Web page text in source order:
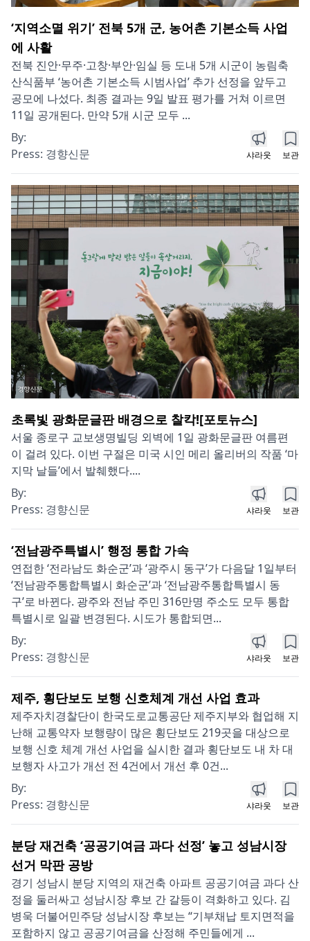
‘지역소멸 위기’ 전북 5개 군, 농어촌 기본소득 사업
에 사활
전북 진안·무주·고창·부안·임실 등 도내 5개 시군이 농림축
산식품부 ‘농어촌 기본소득 시범사업’ 추가 선정을 앞두고
공모에 나섰다. 최종 결과는 9일 발표 평가를 거쳐 이르면
11일 공개된다. 만약 5개 시군 모두 ...
By:
Press: 경향신문 샤라웃 보관
초록빛 광화문글판 배경으로 찰칵![포토뉴스]
서울 종로구 교보생명빌딩 외벽에 1일 광화문글판 여름편
이 걸려 있다. 이번 구절은 미국 시인 메리 올리버의 작품 ‘마
지막 날들’에서 발췌했다....
By:
Press: 경향신문 샤라웃 보관
‘전남광주특별시’ 행정 통합 가속
연접한 ‘전라남도 화순군’과 ‘광주시 동구’가 다음달 1일부터
‘전남광주통합특별시 화순군’과 ‘전남광주통합특별시 동
구’로 바뀐다. 광주와 전남 주민 316만명 주소도 모두 통합
특별시로 일괄 변경된다. 시도가 통합되면...
By:
Press: 경향신문 샤라웃 보관
제주, 횡단보도 보행 신호체계 개선 사업 효과
제주자치경찰단이 한국도로교통공단 제주지부와 협업해 지
난해 교통약자 보행량이 많은 횡단보도 219곳을 대상으로
보행 신호 체계 개선 사업을 실시한 결과 횡단보도 내 차 대
보행자 사고가 개선 전 4건에서 개선 후 0건...
By:
Press: 경향신문 샤라웃 보관
분당 재건축 ‘공공기여금 과다 선정’ 놓고 성남시장
선거 막판 공방
경기 성남시 분당 지역의 재건축 아파트 공공기여금 과다 산
정을 둘러싸고 성남시장 후보 간 갈등이 격화하고 있다. 김
병욱 더불어민주당 성남시장 후보는 “기부채납 토지면적을
포함하지 않고 공공기여금을 산정해 주민들에게 ...